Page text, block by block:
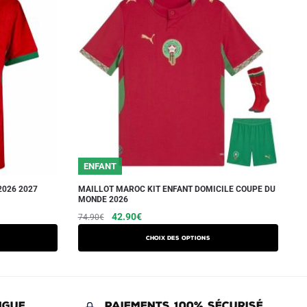
2027
ENFANT
MAILLOT MAROC KIT ENFANT DOMICILE COUPE DU
MONDE 2026
74.90€
Le
42.90€Le
Choix des options
Ce
produit
a
Les